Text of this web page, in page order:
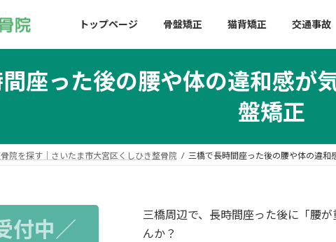
トップページ 骨盤矯正 猫背矯正 交通事故
座った後の腰や体の違和感が
盤矯正
院を探す｜さいたま市大宮区くしひき整骨院 三橋で長時間座った後の腰や体の違
三橋周辺で、長時間座った後に「腰
んか？
付中／